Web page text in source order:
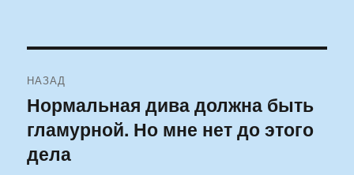
по
записям
НАЗАД
Предыдущая
запись:
Нормальная дива должна быть
гламурной. Но мне нет до этого
дела